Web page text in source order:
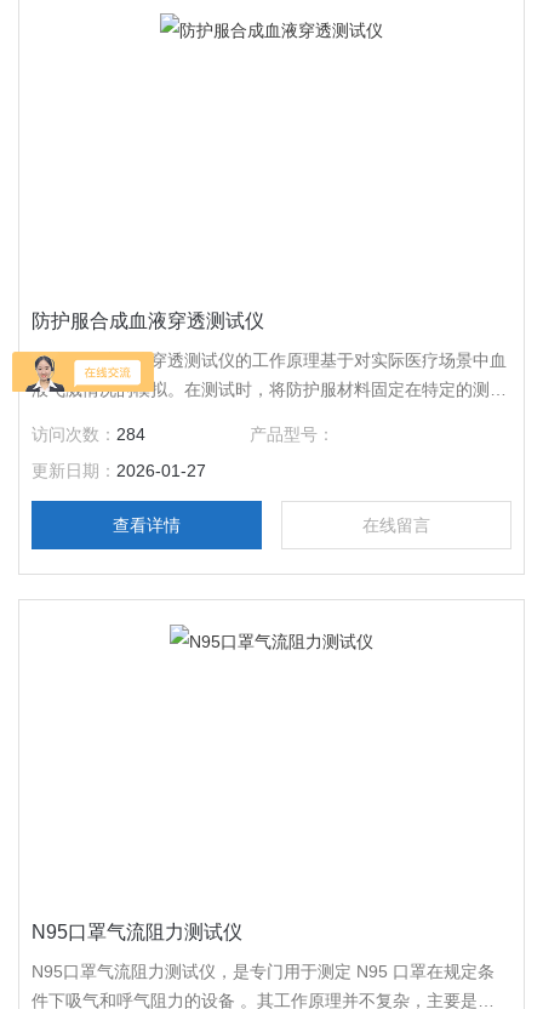
防护服合成血液穿透测试仪
防护服合成血液穿透测试仪的工作原理基于对实际医疗场景中血
液飞溅情况的模拟。在测试时，将防护服材料固定在特定的测试
访问次数： 284
产品型号：
更新日期： 2026-01-27
查看详情 在线留言
N95口罩气流阻力测试仪
N95口罩气流阻力测试仪，是专门用于测定 N95 口罩在规定条
件下吸气和呼气阻力的设备 。其工作原理并不复杂，主要是模